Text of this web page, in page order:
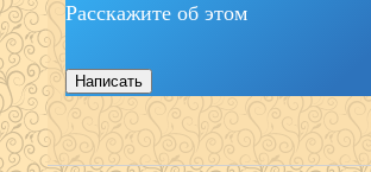
Расскажите об этом
Написать